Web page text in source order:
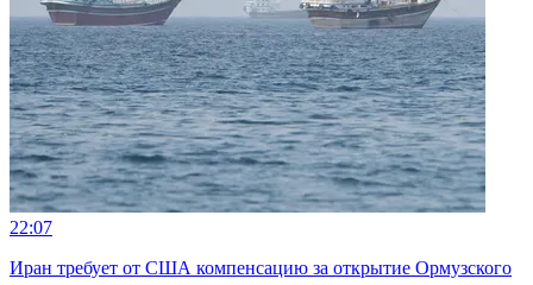
22:07
Иран требует от США компенсацию за открытие Ормузского